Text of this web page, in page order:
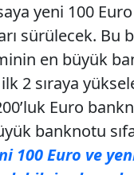
yeni 100
sürülecek. Bu
en büyük
2 sıraya
Euro
banknotu
100 Euro ve